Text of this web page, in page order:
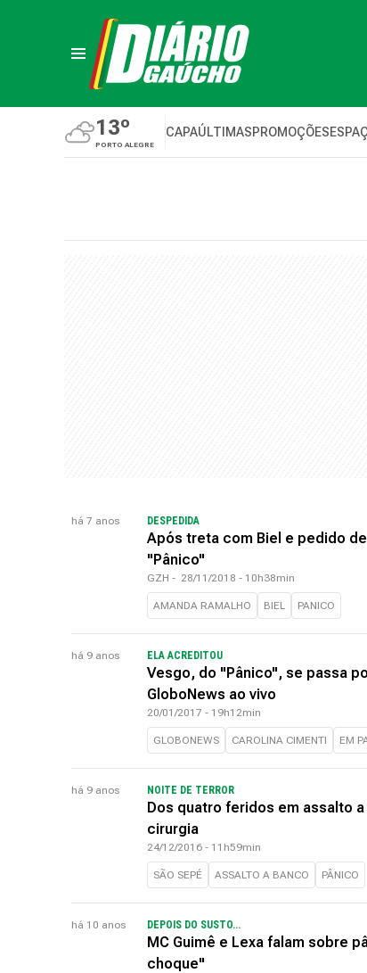
13º
PORTO ALEGRE
CAPAÚLTIMASPROMOÇÕES
há 7 anos DESPEDIDA
Após treta com Biel e pedido
"Pânico"
GZH - 28/11/2018 - 10h38min
AMANDA RAMALHO BIEL PANICO
há 9 anos ELA ACREDITOU
Vesgo, do "Pânico", se passa
GloboNews ao vivo
20/01/2017 - 19h12min
GLOBONEWS CAROLINA CIMENTI EM
há 9 anos NOITE DE TERROR
Dos quatro feridos em assalto
cirurgia
24/12/2016 - 11h59min
SÃO SEPÉ ASSALTO A BANCO PÂNICO
há 10 anos DEPOIS DO SUSTO...
MC Guimê e Lexa falam sobre
choque"